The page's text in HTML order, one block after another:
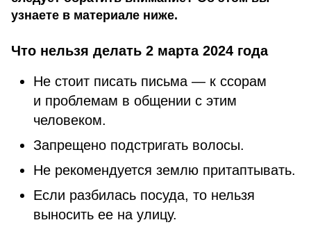
узнаете в материале ниже.
Что нельзя делать 2 марта 2024 года
Не стоит писать письма — к ссорам
и проблемам в общении с этим
человеком.
Запрещено подстригать волосы.
Не рекомендуется землю притаптывать.
Если разбилась посуда, то нельзя
выносить ее на улицу.